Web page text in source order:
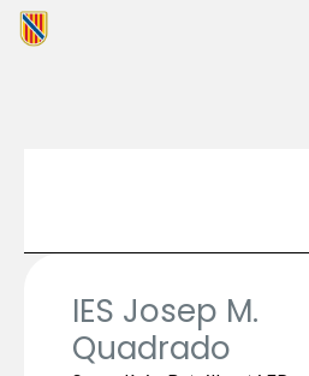
Vés
IES Josep M.
Quadrado